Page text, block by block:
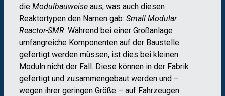
die Modulbauweise aus, was auch diesen
Reaktortypen den Namen gab: Small Modular
Reactor-SMR. Während bei einer Großanlage
umfangreiche Komponenten auf der Baustelle
gefertigt werden müssen, ist dies bei kleinen
Moduln nicht der Fall. Diese können in der Fabrik
gefertigt und zusammengebaut werden und –
wegen ihrer geringen Größe – auf Fahrzeugen